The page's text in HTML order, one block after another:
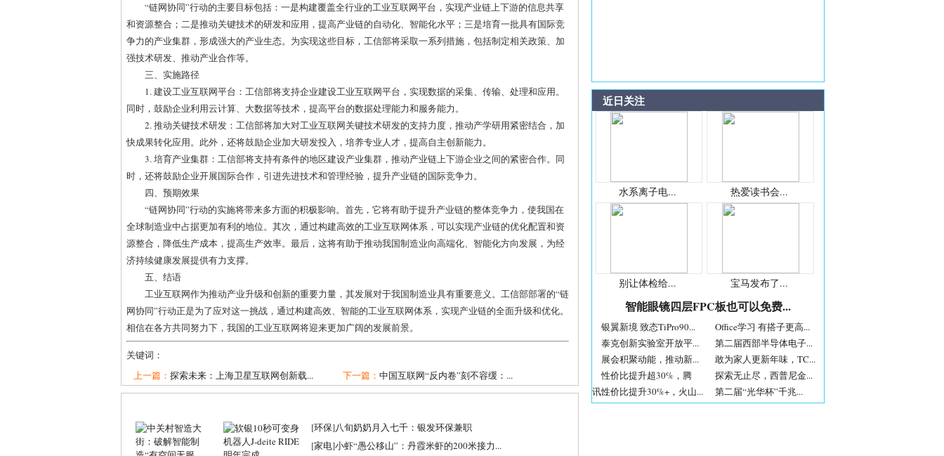
“链网协同”行动的主要目标包括：一是构建覆盖全行业的工业互联网平台，实现产业链上下游的信息共享
和资源整合；二是推动关键技术的研发和应用，提高产业链的自动化、智能化水平；三是培育一批具有国际竞
争力的产业集群，形成强大的产业生态。为实现这些目标，工信部将采取一系列措施，包括制定相关政策、加
强技术研发、推动产业合作等。
三、实施路径
1. 建设工业互联网平台：工信部将支持企业建设工业互联网平台，实现数据的采集、传输、处理和应用。
同时，鼓励企业利用云计算、大数据等技术，提高平台的数据处理能力和服务能力。
2. 推动关键技术研发：工信部将加大对工业互联网关键技术研发的支持力度，推动产学研用紧密结合，加
快成果转化应用。此外，还将鼓励企业加大研发投入，培养专业人才，提高自主创新能力。
3. 培育产业集群：工信部将支持有条件的地区建设产业集群，推动产业链上下游企业之间的紧密合作。同
时，还将鼓励企业开展国际合作，引进先进技术和管理经验，提升产业链的国际竞争力。
四、预期效果
“链网协同”行动的实施将带来多方面的积极影响。首先，它将有助于提升产业链的整体竞争力，使我国在
全球制造业中占据更加有利的地位。其次，通过构建高效的工业互联网体系，可以实现产业链的优化配置和资
源整合，降低生产成本，提高生产效率。最后，这将有助于推动我国制造业向高端化、智能化方向发展，为经
济持续健康发展提供有力支撑。
五、结语
工业互联网作为推动产业升级和创新的重要力量，其发展对于我国制造业具有重要意义。工信部部署的“链
网协同”行动正是为了应对这一挑战，通过构建高效、智能的工业互联网体系，实现产业链的全面升级和优化。
相信在各方共同努力下，我国的工业互联网将迎来更加广阔的发展前景。
关键词：
上一篇： 探索未来：上海卫星互联网创新载... 下一篇： 中国互联网“反内卷”刻不容缓：...
[环保]八旬奶奶月入七千：银发环保兼职
[家电]小虾“愚公移山”：丹霞米虾的200米接力...
近日关注
水系离子电... 热爱读书会...
别让体检给... 宝马发布了...
智能眼镜四层FPC板也可以免费...
银翼新境 致态TiPro90...
Office学习 有搭子更高...
泰克创新实验室开放平...
第二届西部半导体电子...
展会积聚动能，推动新...
敢为家人更新年味，TC...
性价比提升超30%，腾
讯...
探索无止尽，西普尼金...
性价比提升30%+，火山...
第二届“光华杯”千兆...